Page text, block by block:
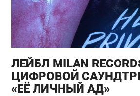
ЛЕЙБЛ MILAN
ЦИФРОВОЙ
«ЕЁ ЛИЧНЫЙ АД»